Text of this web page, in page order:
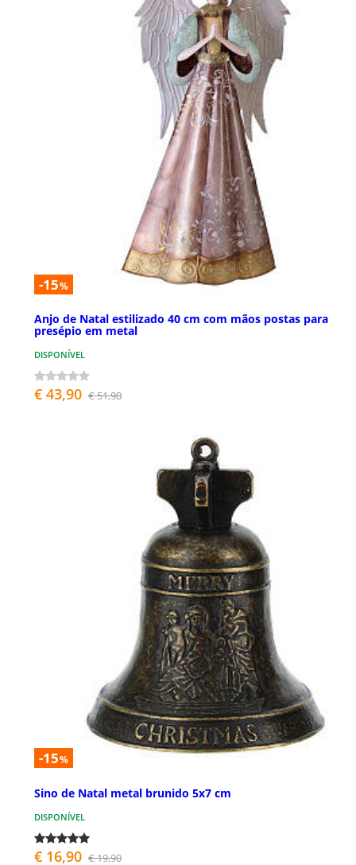
-15%
Anjo de Natal estilizado 40 cm com mãos postas para
presépio em metal
DISPONÍVEL
€ 43,90 € 51,90
-15%
Sino de Natal metal brunido 5x7 cm
DISPONÍVEL
€ 16,90 € 19,90